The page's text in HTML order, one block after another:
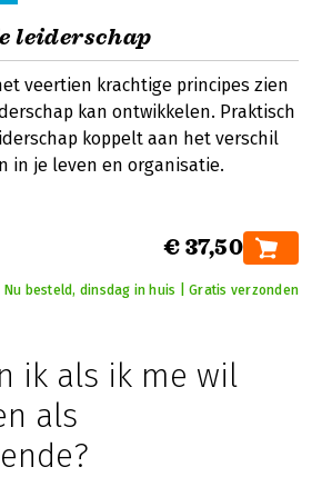
leiderschap
veertien krachtige principes zien
kan ontwikkelen. Praktisch
koppelt aan het verschil
in je leven en organisatie.
€ 37,50
besteld, dinsdag in huis | Gratis verzonden
ik als ik me wil
als